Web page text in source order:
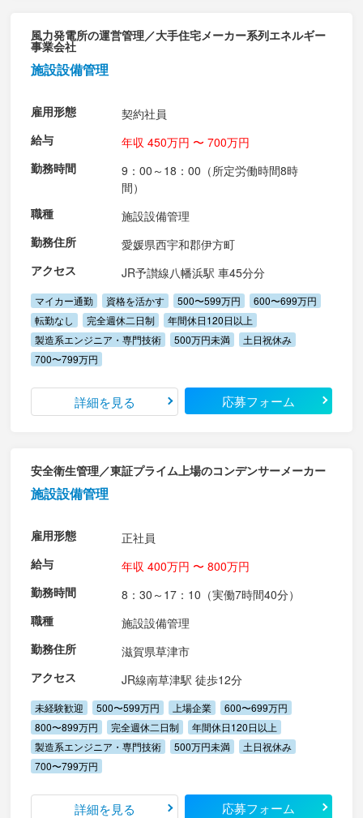
風力発電所の運営管理／大手住宅メーカー系列エネルギー
事業会社
施設設備管理
雇用形態
契約社員
給与
年収 450万円 〜 700万円
勤務時間
9：00～18：00（所定労働時間8時
間）
職種
施設設備管理
勤務住所
愛媛県西宇和郡伊方町
アクセス
JR予讃線八幡浜駅 車45分分
マイカー通勤 資格を活かす 500〜599万円
600〜699万円
転勤なし
完全週休二日制
年間休日120日以上
製造系エンジニア・専門技術
500万円未満
土日祝休み
700〜799万円
詳細を見る 応募フォーム
安全衛生管理／東証プライム上場のコンデンサーメーカー
施設設備管理
雇用形態
正社員
給与
年収 400万円 〜 800万円
勤務時間
8：30～17：10（実働7時間40分）
職種
施設設備管理
勤務住所
滋賀県草津市
アクセス
JR線南草津駅 徒歩12分
未経験歓迎 500〜599万円 上場企業
600〜699万円
800〜899万円
完全週休二日制
年間休日120日以上
製造系エンジニア・専門技術
500万円未満
土日祝休み
700〜799万円
詳細を見る 応募フォーム